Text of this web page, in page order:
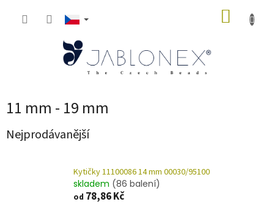
11 mm - 19 mm
Nejprodávanější
Kytičky 11100086 14 mm 00030/95100
skladem (86 balení)
od 78,86 Kč